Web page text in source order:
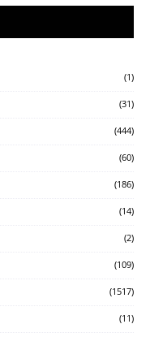
(1)
(31)
(444)
(60)
(186)
(14)
(2)
(109)
(1517)
(11)